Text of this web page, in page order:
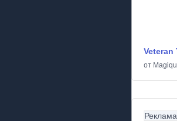
Veteran
от
Реклама